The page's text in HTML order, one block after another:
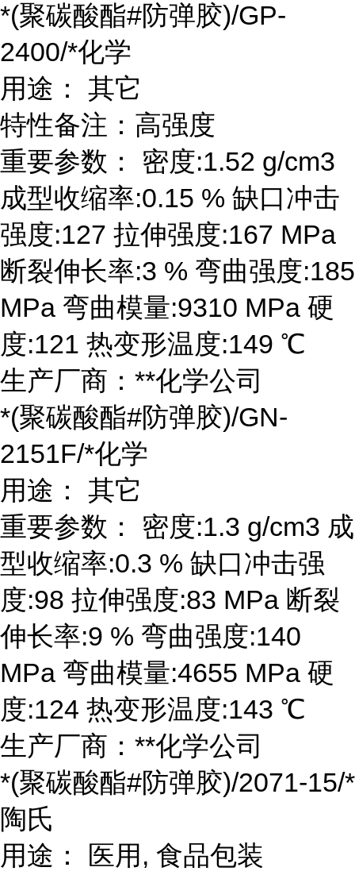
*(聚碳酸酯#防弹胶)/GP-
2400/*化学
用途： 其它
特性备注：高强度
重要参数： 密度:1.52 g/cm3
成型收缩率:0.15 % 缺口冲击
强度:127 拉伸强度:167 MPa
断裂伸长率:3 % 弯曲强度:185
MPa 弯曲模量:9310 MPa 硬
度:121 热变形温度:149 ℃
生产厂商：**化学公司
*(聚碳酸酯#防弹胶)/GN-
2151F/*化学
用途： 其它
重要参数： 密度:1.3 g/cm3 成
型收缩率:0.3 % 缺口冲击强
度:98 拉伸强度:83 MPa 断裂
伸长率:9 % 弯曲强度:140
MPa 弯曲模量:4655 MPa 硬
度:124 热变形温度:143 ℃
生产厂商：**化学公司
*(聚碳酸酯#防弹胶)/2071-15/*
陶氏
用途： 医用, 食品包装